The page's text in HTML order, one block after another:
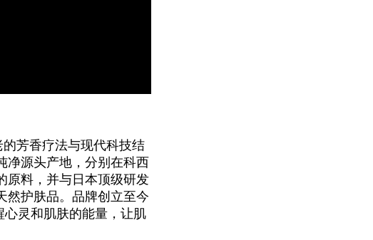
芳香疗法与现代科技结
净源头产地，分别在科西
原料，并与日本顶级研发
然护肤品。品牌创立至今
心灵和肌肤的能量，让肌